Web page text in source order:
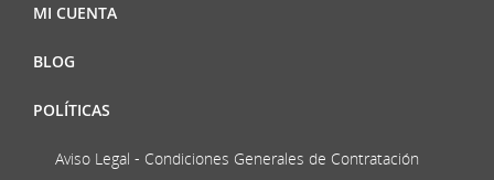
MI CUENTA
BLOG
POLÍTICAS
Aviso Legal - Condiciones Generales de Contratación